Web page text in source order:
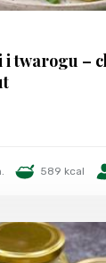
twarogu –
589 kcal